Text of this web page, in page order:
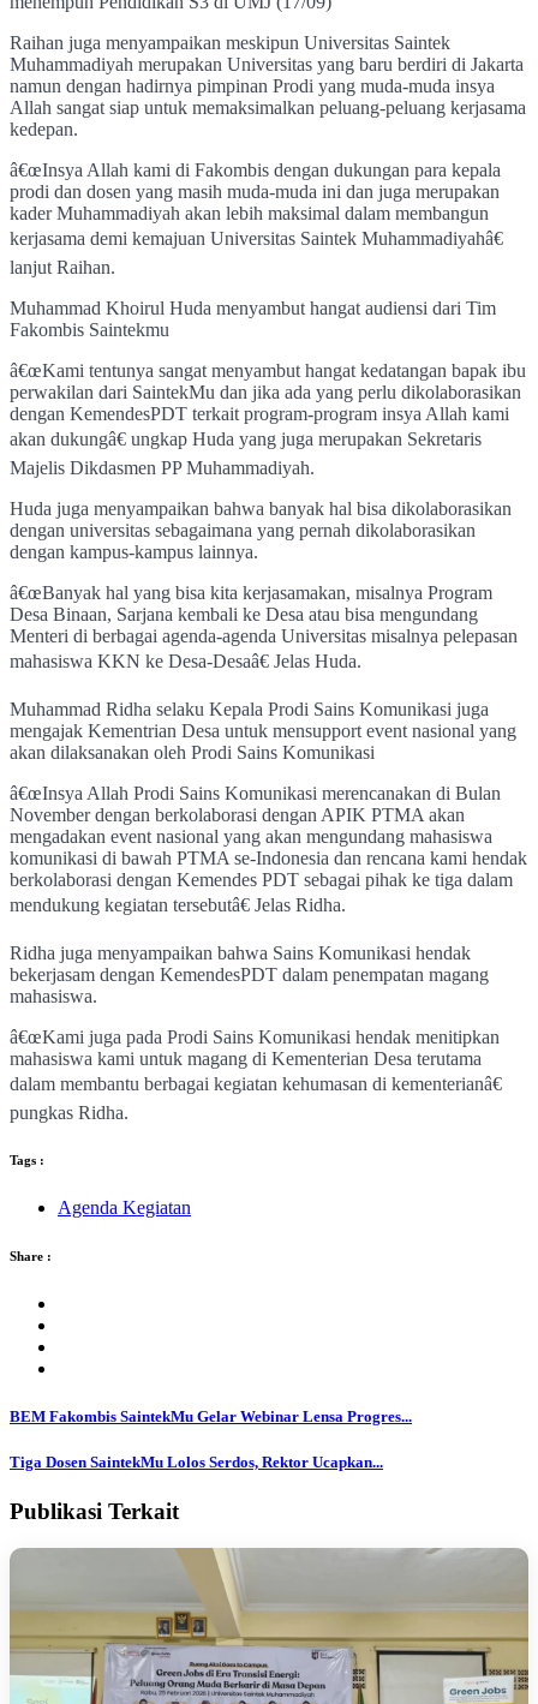
Raihan juga menyampaikan meskipun Universitas Saintek
Muhammadiyah merupakan Universitas yang baru berdiri di Jakarta
namun dengan hadirnya pimpinan Prodi yang muda-muda insya
Allah sangat siap untuk memaksimalkan peluang-peluang kerjasama
kedepan.
â€œInsya Allah kami di Fakombis dengan dukungan para kepala
prodi dan dosen yang masih muda-muda ini dan juga merupakan
kader Muhammadiyah akan lebih maksimal dalam membangun
kerjasama demi kemajuan Universitas Saintek Muhammadiyahâ€
lanjut Raihan.
Muhammad Khoirul Huda menyambut hangat audiensi dari Tim
Fakombis Saintekmu
â€œKami tentunya sangat menyambut hangat kedatangan bapak ibu
perwakilan dari SaintekMu dan jika ada yang perlu dikolaborasikan
dengan KemendesPDT terkait program-program insya Allah kami
akan dukungâ€ ungkap Huda yang juga merupakan Sekretaris
Majelis Dikdasmen PP Muhammadiyah.
Huda juga menyampaikan bahwa banyak hal bisa dikolaborasikan
dengan universitas sebagaimana yang pernah dikolaborasikan
dengan kampus-kampus lainnya.
â€œBanyak hal yang bisa kita kerjasamakan, misalnya Program
Desa Binaan, Sarjana kembali ke Desa atau bisa mengundang
Menteri di berbagai agenda-agenda Universitas misalnya pelepasan
mahasiswa KKN ke Desa-Desaâ€ Jelas Huda.
Muhammad Ridha selaku Kepala Prodi Sains Komunikasi juga
mengajak Kementrian Desa untuk mensupport event nasional yang
akan dilaksanakan oleh Prodi Sains Komunikasi
â€œInsya Allah Prodi Sains Komunikasi merencanakan di Bulan
November dengan berkolaborasi dengan APIK PTMA akan
mengadakan event nasional yang akan mengundang mahasiswa
komunikasi di bawah PTMA se-Indonesia dan rencana kami hendak
berkolaborasi dengan Kemendes PDT sebagai pihak ke tiga dalam
mendukung kegiatan tersebutâ€ Jelas Ridha.
Ridha juga menyampaikan bahwa Sains Komunikasi hendak
bekerjasam dengan KemendesPDT dalam penempatan magang
mahasiswa.
â€œKami juga pada Prodi Sains Komunikasi hendak menitipkan
mahasiswa kami untuk magang di Kementerian Desa terutama
dalam membantu berbagai kegiatan kehumasan di kementerianâ€
pungkas Ridha.
Tags :
Agenda Kegiatan
Share :
BEM Fakombis SaintekMu Gelar Webinar Lensa Progres...
Tiga Dosen SaintekMu Lolos Serdos, Rektor Ucapkan...
Publikasi Terkait